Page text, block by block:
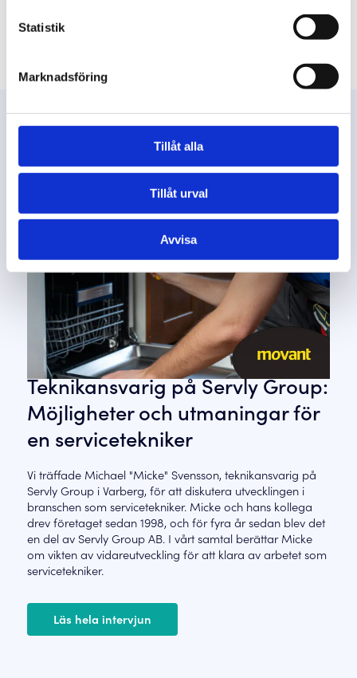
Statistik
Marknadsföring
Tillåt alla
Tillåt urval
Avvisa
Läs hela intervjun
Teknikansvarig på Servly Group:
Möjligheter och utmaningar för
en servicetekniker
Vi träffade Michael "Micke" Svensson, teknikansvarig på
Servly Group i Varberg, för att diskutera utvecklingen i
branschen som servicetekniker. Micke och hans kollega
drev företaget sedan 1998, och för fyra år sedan blev det
en del av Servly Group AB. I vårt samtal berättar Micke
om vikten av vidareutveckling för att klara av arbetet som
servicetekniker.
Läs hela intervjun